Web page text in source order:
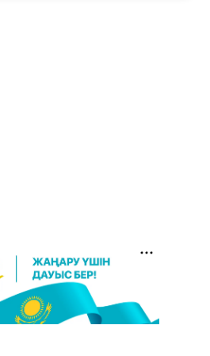
а мясо дороже. Почему в
расти цены на
об открытии своей
в Астане